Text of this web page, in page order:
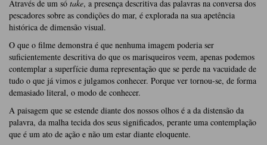
Através de um só take, a presença descritiva das palavras na conversa dos
pescadores sobre as condições do mar, é explorada na sua apetência
histórica de dimensão visual.
O que o filme demonstra é que nenhuma imagem poderia ser
suficientemente descritiva do que os marisqueiros veem, apenas podemos
contemplar a superfície duma representação que se perde na vacuidade de
tudo o que já vimos e julgamos conhecer. Porque ver tornou-se, de forma
demasiado literal, o modo de conhecer.
A paisagem que se estende diante dos nossos olhos é a da distensão da
palavra, da malha tecida dos seus significados, perante uma contemplação
que é um ato de ação e não um estar diante eloquente.